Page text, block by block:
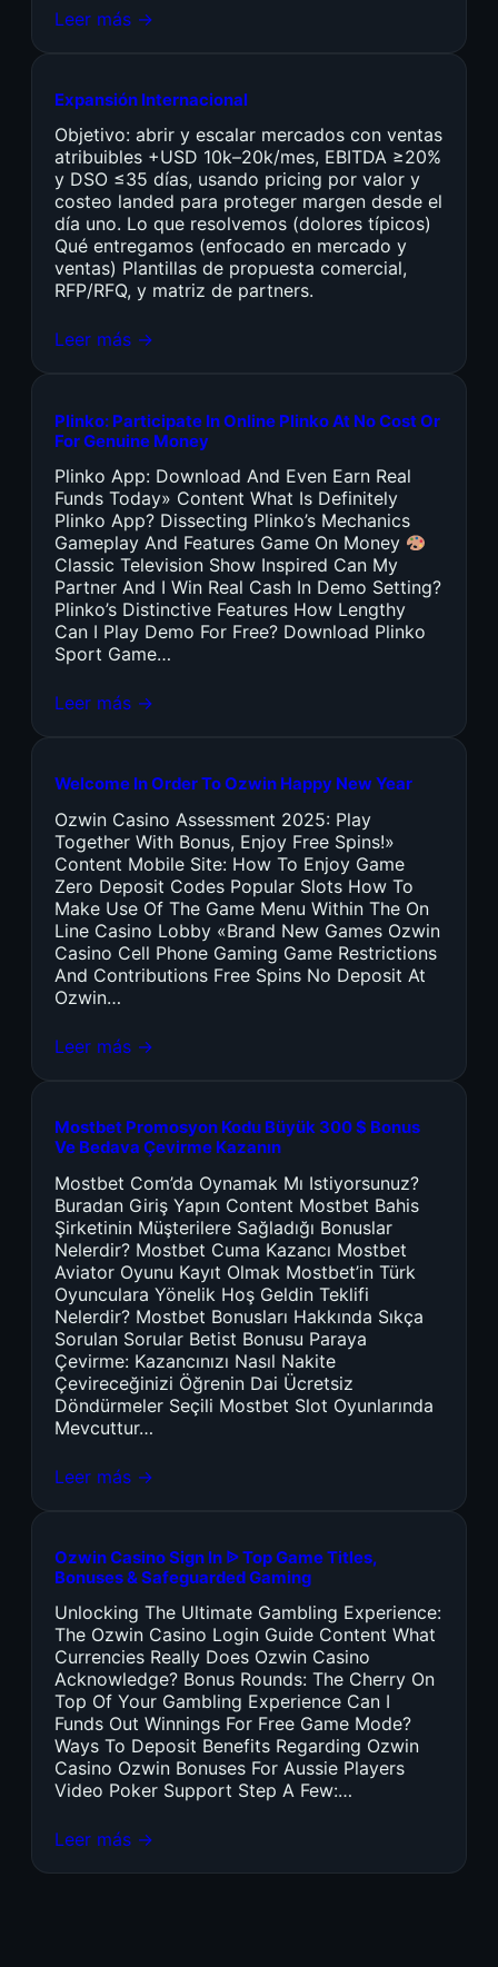
Leer más →
Expansión Internacional
Objetivo: abrir y escalar mercados con ventas
atribuibles +USD 10k–20k/mes, EBITDA ≥20%
y DSO ≤35 días, usando pricing por valor y
costeo landed para proteger margen desde el
día uno. Lo que resolvemos (dolores típicos)
Qué entregamos (enfocado en mercado y
ventas) Plantillas de propuesta comercial,
RFP/RFQ, y matriz de partners.
Leer más →
Plinko: Participate In Online Plinko At No Cost Or
For Genuine Money
Plinko App: Download And Even Earn Real
Funds Today» Content What Is Definitely
Plinko App? Dissecting Plinko’s Mechanics
Gameplay And Features Game On Money
Classic Television Show Inspired Can My
Partner And I Win Real Cash In Demo Setting?
Plinko’s Distinctive Features How Lengthy
Can I Play Demo For Free? Download Plinko
Sport Game…
Leer más →
Welcome In Order To Ozwin Happy New Year
Ozwin Casino Assessment 2025: Play
Together With Bonus, Enjoy Free Spins!»
Content Mobile Site: How To Enjoy Game
Zero Deposit Codes Popular Slots How To
Make Use Of The Game Menu Within The On
Line Casino Lobby «Brand New Games Ozwin
Casino Cell Phone Gaming Game Restrictions
And Contributions Free Spins No Deposit At
Ozwin…
Leer más →
Mostbet Promosyon Kodu Büyük 300 $ Bonus
Ve Bedava Çevirme Kazanın
Mostbet Com’da Oynamak Mı Istiyorsunuz?
Buradan Giriş Yapın Content Mostbet Bahis
Şirketinin Müşterilere Sağladığı Bonuslar
Nelerdir? Mostbet Cuma Kazancı Mostbet
Aviator Oyunu Kayıt Olmak Mostbet’in Türk
Oyunculara Yönelik Hoş Geldin Teklifi
Nelerdir? Mostbet Bonusları Hakkında Sıkça
Sorulan Sorular Betist Bonusu Paraya
Çevirme: Kazancınızı Nasıl Nakite
Çevireceğinizi Öğrenin Dai Ücretsiz
Döndürmeler Seçili Mostbet Slot Oyunlarında
Mevcuttur…
Leer más →
Ozwin Casino Sign In ᐉ Top Game Titles,
Bonuses & Safeguarded Gaming
Unlocking The Ultimate Gambling Experience:
The Ozwin Casino Login Guide Content What
Currencies Really Does Ozwin Casino
Acknowledge? Bonus Rounds: The Cherry On
Top Of Your Gambling Experience Can I
Funds Out Winnings For Free Game Mode?
Ways To Deposit Benefits Regarding Ozwin
Casino Ozwin Bonuses For Aussie Players
Video Poker Support Step A Few:…
Leer más →